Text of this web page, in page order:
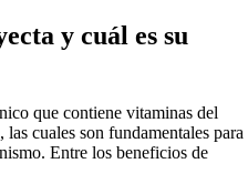
y cuál es su
que contiene vitaminas del
cuales son fundamentales para
Entre los beneficios de